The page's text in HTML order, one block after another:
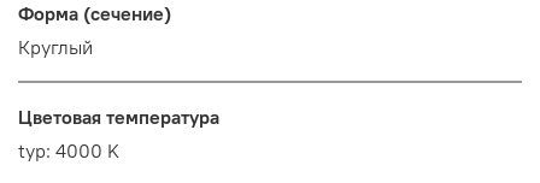
Форма (сечение)
Круглый
Цветовая температура
typ: 4000 K